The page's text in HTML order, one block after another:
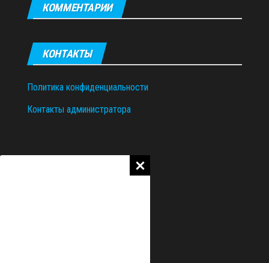
КОММЕНТАРИИ
КОНТАКТЫ
Политика конфиденциальности
Контакты администратора